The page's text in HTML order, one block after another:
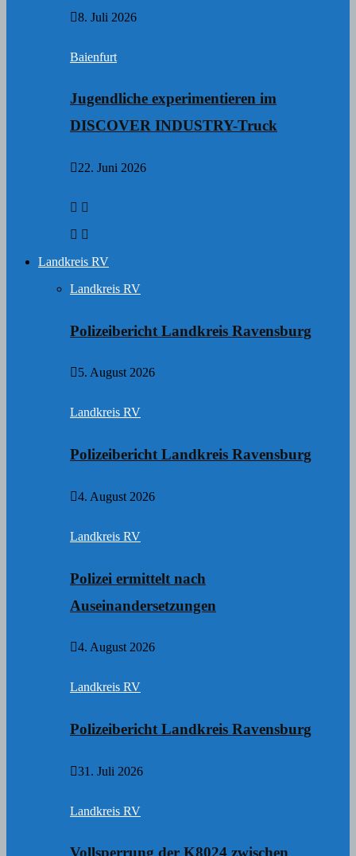
8. Juli 2026
Baienfurt
Jugendliche experimentieren im
DISCOVER INDUSTRY-Truck
22. Juni 2026
Landkreis RV
Landkreis RV
Polizeibericht Landkreis Ravensburg
5. August 2026
Landkreis RV
Polizeibericht Landkreis Ravensburg
4. August 2026
Landkreis RV
Polizei ermittelt nach
Auseinandersetzungen
4. August 2026
Landkreis RV
Polizeibericht Landkreis Ravensburg
31. Juli 2026
Landkreis RV